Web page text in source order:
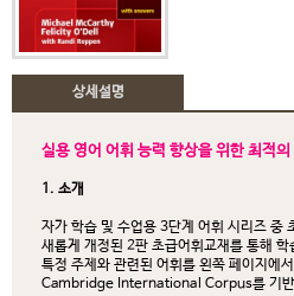
상세설명
실용 영어 어휘 능력 향상을 위한 최적의
1. 소개
자가 학습 및 수업용 3단계 어휘 시리즈 중
새롭게 개정된 2판 초급어휘교재를 통해
특정 주제와 관련된 어휘를 왼쪽 페이지에
Cambridge International Corpus를 기반